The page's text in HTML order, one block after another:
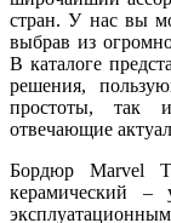
стран. У нас вы
выбрав из
В каталоге
решения,
простоты, так
отвечающие
Бордюр Marvel
керамический –